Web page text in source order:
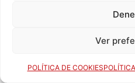
Ver
POLÍTICA DE COOKIES
TEMPORADA 2003-04